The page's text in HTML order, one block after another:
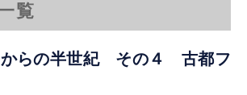
覧
からの半世紀 その４ 古都フ